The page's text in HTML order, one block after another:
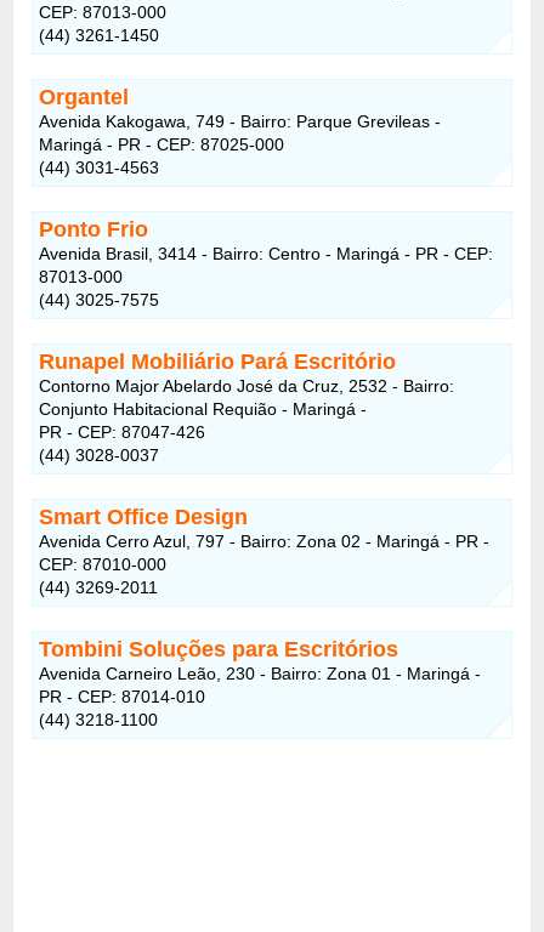
CEP: 87013-000
(44) 3261-1450
Organtel
Avenida Kakogawa, 749 - Bairro: Parque Grevileas -
Maringá - PR - CEP: 87025-000
(44) 3031-4563
Ponto Frio
Avenida Brasil, 3414 - Bairro: Centro - Maringá - PR - CEP:
87013-000
(44) 3025-7575
Runapel Mobiliário Pará Escritório
Contorno Major Abelardo José da Cruz, 2532 - Bairro:
Conjunto Habitacional Requião - Maringá -
PR - CEP: 87047-426
(44) 3028-0037
Smart Office Design
Avenida Cerro Azul, 797 - Bairro: Zona 02 - Maringá - PR -
CEP: 87010-000
(44) 3269-2011
Tombini Soluções para Escritórios
Avenida Carneiro Leão, 230 - Bairro: Zona 01 - Maringá -
PR - CEP: 87014-010
(44) 3218-1100